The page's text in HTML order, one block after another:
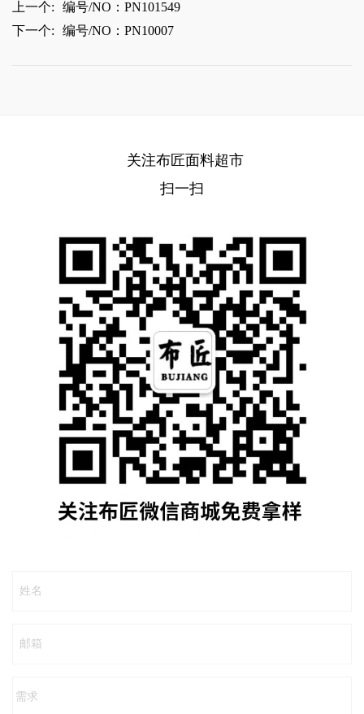
上一个:
编号/NO：PN101549
下一个:
编号/NO：PN10007
关注布匠面料超市
扫一扫
姓名
邮箱
需求